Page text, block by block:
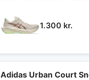
1.300 kr.
Adidas Urban Court